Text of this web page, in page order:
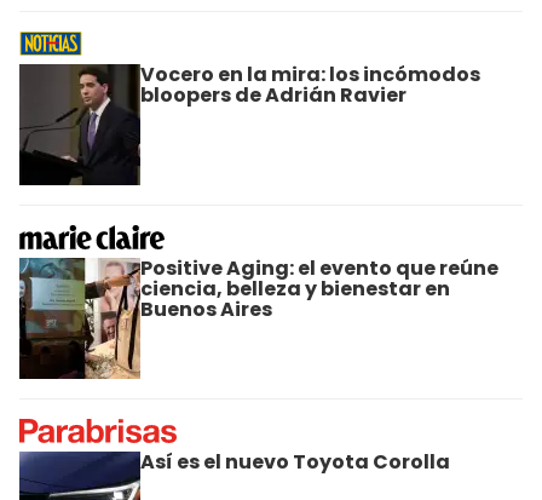
Vocero en la mira: los incómodos
bloopers de Adrián Ravier
Positive Aging: el evento que reúne
ciencia, belleza y bienestar en
Buenos Aires
Así es el nuevo Toyota Corolla